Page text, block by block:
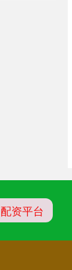
配资平台